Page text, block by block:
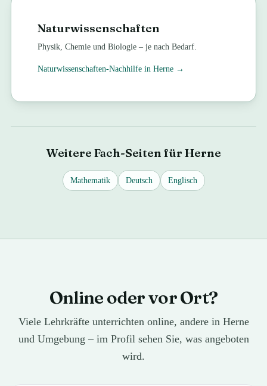
Naturwissenschaften
Physik, Chemie und Biologie – je nach Bedarf.
Naturwissenschaften-Nachhilfe inHerne →
Weitere Fach-Seiten für Herne
Mathematik Deutsch Englisch
Online oder vor Ort?
Viele Lehrkräfte unterrichten online, andere in Herne
und Umgebung – im Profil sehen Sie, was angeboten
wird.